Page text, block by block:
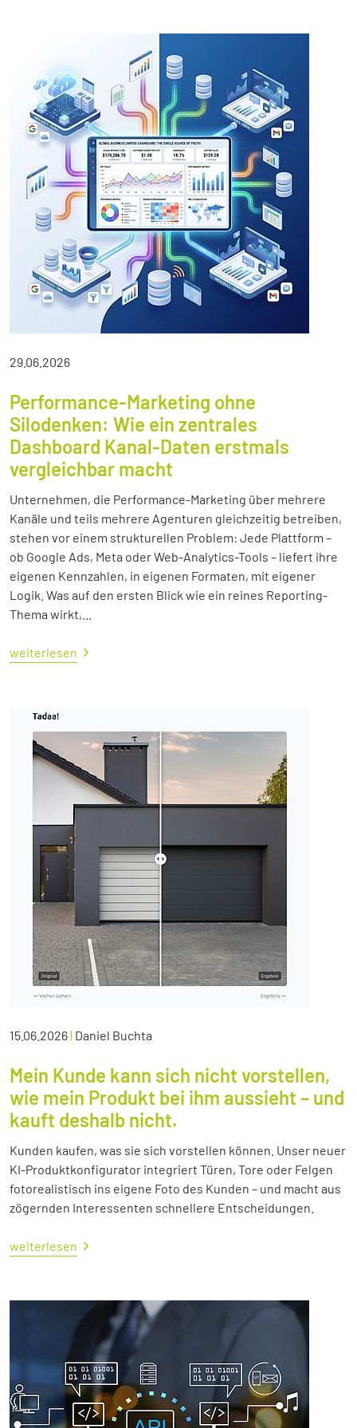
29.06.2026
Performance-Marketing ohne
Silodenken: Wie ein zentrales
Dashboard Kanal-Daten erstmals
vergleichbar macht
Unternehmen, die Performance-Marketing über mehrere
Kanäle und teils mehrere Agenturen gleichzeitig betreiben,
stehen vor einem strukturellen Problem: Jede Plattform –
ob Google Ads, Meta oder Web-Analytics-Tools – liefert ihre
eigenen Kennzahlen, in eigenen Formaten, mit eigener
Logik. Was auf den ersten Blick wie ein reines Reporting-
Thema wirkt,...
weiterlesen
15.06.2026| Daniel Buchta
Mein Kunde kann sich nicht vorstellen,
wie mein Produkt bei ihm aussieht – und
kauft deshalb nicht.
Kunden kaufen, was sie sich vorstellen können. Unser neuer
KI-Produktkonfigurator integriert Türen, Tore oder Felgen
fotorealistisch ins eigene Foto des Kunden – und macht aus
zögernden Interessenten schnellere Entscheidungen.
weiterlesen